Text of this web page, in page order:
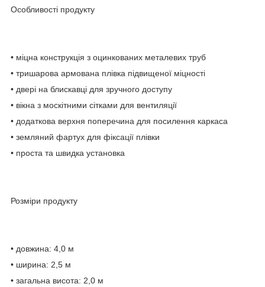
Особливості продукту
• міцна конструкція з оцинкованих металевих труб
• тришарова армована плівка підвищеної міцності
• двері на блискавці для зручного доступу
• вікна з москітними сітками для вентиляції
• додаткова верхня поперечина для посилення каркаса
• земляний фартух для фіксації плівки
• проста та швидка установка
Розміри продукту
• довжина: 4,0 м
• ширина: 2,5 м
• загальна висота: 2,0 м